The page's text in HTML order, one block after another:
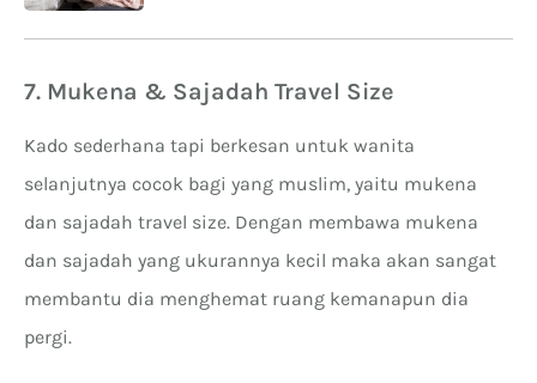
7. Mukena & Sajadah Travel Size
Kado sederhana tapi berkesan untuk wanita
selanjutnya cocok bagi yang muslim, yaitu mukena
dan sajadah travel size. Dengan membawa mukena
dan sajadah yang ukurannya kecil maka akan sangat
membantu dia menghemat ruang kemanapun dia
pergi.